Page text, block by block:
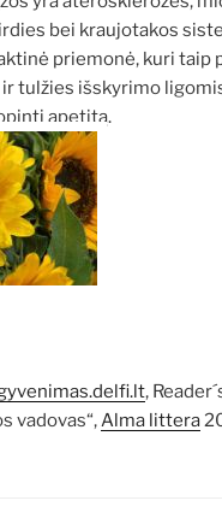
bei kraujotakos
priemonė, kuri taip
tulžies išskyrimo
apetitą.
,
vadovas“, Alma littera